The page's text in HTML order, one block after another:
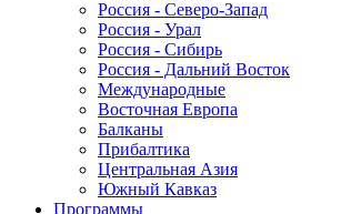
Россия - Северо-Запад
Россия - Урал
Россия - Сибирь
Россия - Дальний Восток
Международные
Восточная Европа
Балканы
Прибалтика
Центральная Азия
Южный Кавказ
Программы